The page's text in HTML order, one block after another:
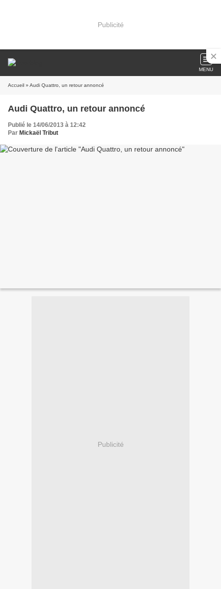
Publicité
MENU
Accueil » Audi Quattro, un retour annoncé
Audi Quattro, un retour annoncé
Publié le 14/06/2013 à 12:42
Par Mickaël Tribut
Publicité